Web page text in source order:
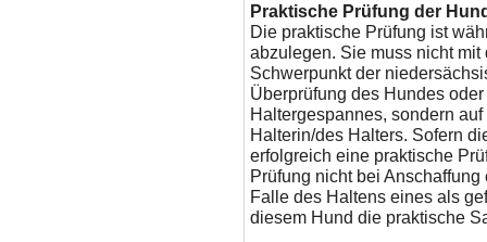
Praktische Prüfung der
Die praktische Prüfung ist
abzulegen. Sie muss nicht
Schwerpunkt der
Überprüfung des Hundes
Haltergespannes, sondern
Halterin/des Halters. Sofern
erfolgreich eine praktische
Prüfung nicht bei
Falle des Haltens eines als
diesem Hund die praktische